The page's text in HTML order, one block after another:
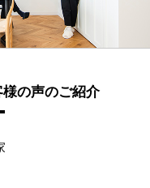
の声のご紹介